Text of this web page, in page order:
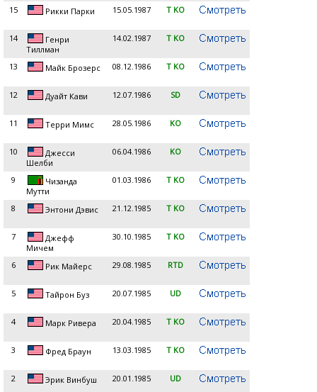
15 Рикки Парки 15.05.1987 T KO
14
Генри
Тиллман
14.02.1987 T KO
13 Майк Брозерс 08.12.1986 T KO
12 Дуайт Кави 12.07.1986 SD
11 Терри Мимс 28.05.1986 KO
10
Джесси
Шелби
06.04.1986 KO
9
Чизанда
Мутти
01.03.1986 T KO
8 Энтони Дэвис 21.12.1985 T KO
7
Джефф
Мичем
30.10.1985 T KO
6 Рик Майерс 29.08.1985 RTD
5 Тайрон Буз 20.07.1985 UD
4 Марк Ривера 20.04.1985 T KO
3 Фред Браун 13.03.1985 T KO
2 Эрик Винбуш 20.01.1985 UD